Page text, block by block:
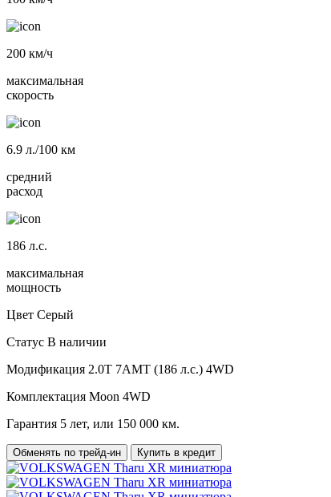
200 км/ч
максимальная
скорость
6.9 л./100 км
средний
расход
186 л.с.
максимальная
мощность
Цвет Серый
Статус В наличии
Модификация 2.0T 7AMT (186 л.с.) 4WD
Комплектация Moon 4WD
Гарантия 5 лет, или 150 000 км.
Обменять по трейд-ин Купить в кредит